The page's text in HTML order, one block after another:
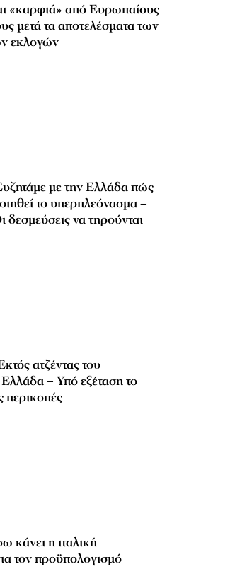
«καρφιά» από Ευρωπαίους
μετά τα αποτελέσματα των
εκλογών
με την Ελλάδα πώς
το υπερπλεόνασμα –
δεσμεύσεις να τηρούνται
ατζέντας του
– Υπό εξέταση το
περικοπές
κάνει η ιταλική
τον προϋπολογισμό